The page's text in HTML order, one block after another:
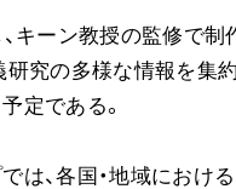
キーン教授の監修で制
研究の多様な情報を集
定である。
は、各国・地域にお